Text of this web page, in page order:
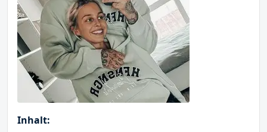
Inhalt: